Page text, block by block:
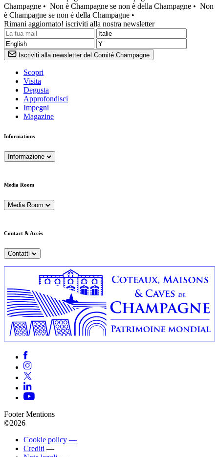
Champagne • Non è Champagne se non è della Champagne • Non
è Champagne se non è della Champagne •
Rimani aggiornato! iscriviti alla nostra newsletter
Iscriviti alla newsletter del Comité Champagne
Scopri
Visita
Degusta
Approfondisci
Impegni
Magazine
Informations
Informazione
Media Room
Media Room
Contact & Accès
Contatti
Footer Mentions
©2026
Cookie policy —
Crediti —